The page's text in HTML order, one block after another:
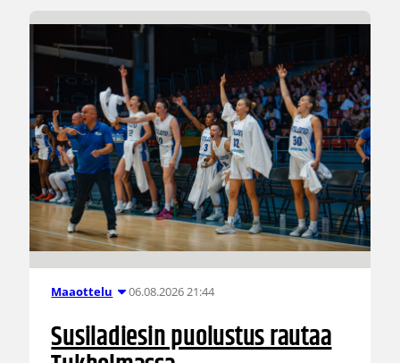
Maaottelu 06.08.2026 21:44
Susiladiesin puolustus rautaa